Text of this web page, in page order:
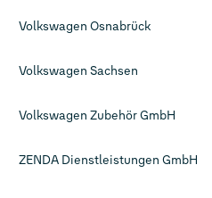
Volkswagen Osnabrück
Volkswagen Sachsen
Volkswagen Zubehör GmbH
ZENDA Dienstleistungen GmbH